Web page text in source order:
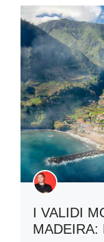
I VALIDI
MADEIRA: